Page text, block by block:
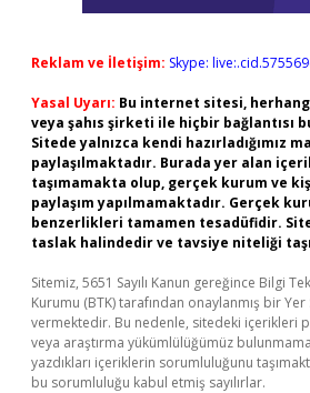
Reklam ve İletişim: Skype:
Yasal Uyarı: Bu internet sitesi,
veya şahıs şirketi ile hiçbir bağlantısı
Sitede yalnızca kendi hazırladığımız
paylaşılmaktadır. Burada yer alan
taşımamakta olup, gerçek kurum ve
paylaşım yapılmamaktadır. Gerçek
benzerlikleri tamamen tesadüfidir.
taslak halindedir ve tavsiye niteliği
Sitemiz, 5651 Sayılı Kanun gereğince Bilgi
Kurumu (BTK) tarafından onaylanmış bir Yer
vermektedir. Bu nedenle, sitedeki içerikleri
veya araştırma yükümlülüğümüz
yazdıkları içeriklerin sorumluluğunu
bu sorumluluğu kabul etmiş sayılırlar.